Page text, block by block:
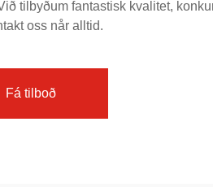
tilbyðum fantastisk kvalitet,
oss når alltid.
Fá tilboð